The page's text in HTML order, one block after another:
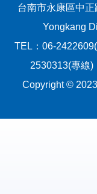
台南市永康區中
Yongkang
TEL：06-
2530313(專線)
Copyright ©